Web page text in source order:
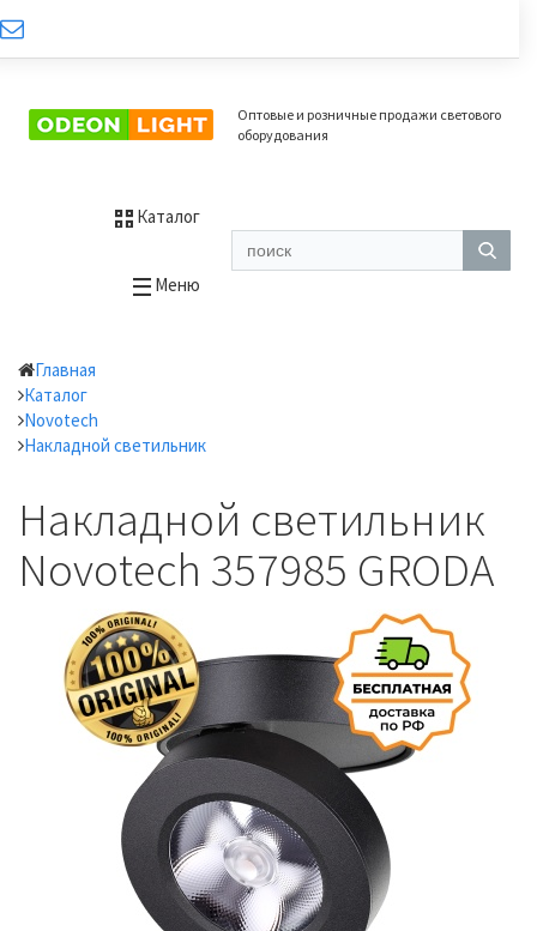
Оптовые и розничные продажи светового
оборудования
Каталог
Меню
Главная
Каталог
Novotech
Накладной светильник
Накладной светильник
Novotech 357985 GRODA